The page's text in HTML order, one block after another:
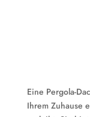
Eine Pergola-
Ihrem Zuhause